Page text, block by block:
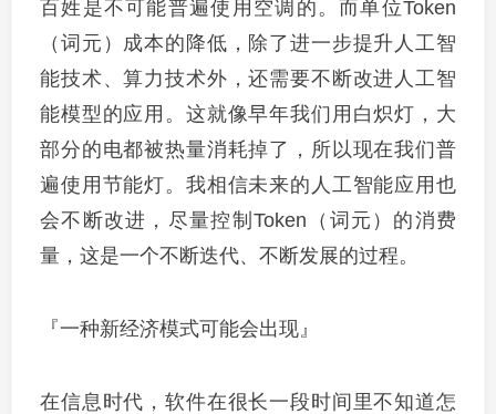
百姓是不可能普遍使用空调的。而单位Token
（词元）成本的降低，除了进一步提升人工智
能技术、算力技术外，还需要不断改进人工智
能模型的应用。这就像早年我们用白炽灯，大
部分的电都被热量消耗掉了，所以现在我们普
遍使用节能灯。我相信未来的人工智能应用也
会不断改进，尽量控制Token（词元）的消费
量，这是一个不断迭代、不断发展的过程。
『一种新经济模式可能会出现』
在信息时代，软件在很长一段时间里不知道怎